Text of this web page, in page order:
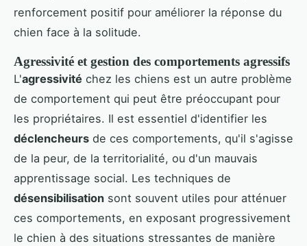
renforcement positif pour améliorer la réponse du
chien face à la solitude.
Agressivité et gestion des comportements agressifs
L'agressivité chez les chiens est un autre problème
de comportement qui peut être préoccupant pour
les propriétaires. Il est essentiel d'identifier les
déclencheurs de ces comportements, qu'il s'agisse
de la peur, de la territorialité, ou d'un mauvais
apprentissage social. Les techniques de
désensibilisation sont souvent utiles pour atténuer
ces comportements, en exposant progressivement
le chien à des situations stressantes de manière